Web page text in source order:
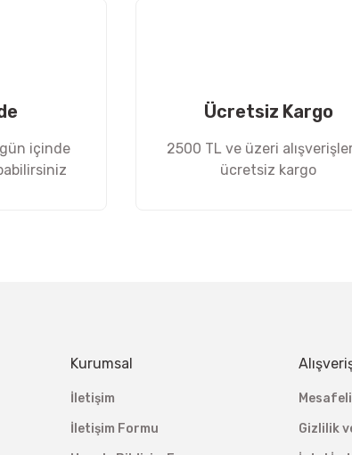
içinde
Ücretsiz Kargo
2500 TL ve üzeri
ücretsiz kargo
Kurumsal
İletişim
İletişim Formu
Gizlilik